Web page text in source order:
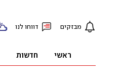
מבזקים דווחו לנו
ראשי חדשות